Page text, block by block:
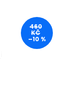
460
KČ
–10 %